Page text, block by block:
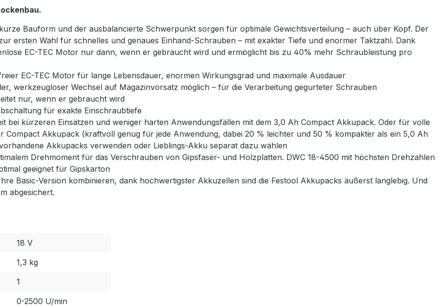
Bauform und der ausbalancierte Schwerpunkt sorgen für optimale Gewichtsverteilung – auch über Kopf. Der
ersten Wahl für schnelles und genaues Einhand-Schrauben – mit exakter Tiefe und enormer Taktzahl. Dank
EC-TEC Motor nur dann, wenn er gebraucht wird und ermöglicht bis zu 40% mehr Schraubleistung pro
EC-TEC Motor für lange Lebensdauer, enormen Wirkungsgrad und maximale Ausdauer
werkzeugloser Wechsel auf Magazinvorsatz möglich – für die Verarbeitung gegurteter Schrauben
nur, wenn er gebraucht wird
für exakte Einschraubtiefe
bei kürzeren Einsätzen und weniger harten Anwendungsfällen mit dem 3,0 Ah Compact Akkupack. Oder für volle
Compact Akkupack (kraftvoll genug für jede Anwendung, dabei 20 % leichter und 50 % kompakter als ein 5,0 Ah
Akkupacks verwenden oder Lieblings-Akku separat dazu wählen
Drehmoment für das Verschrauben von Gipsfaser- und Holzplatten. DWC 18-4500 mit höchsten Drehzahlen
geeignet für Gipskarton
Basic-Version kombinieren, dank hochwertigster Akkuzellen sind die Festool Akkupacks äußerst langlebig. Und
abgesichert.
18 V
1,3 kg
1
0-2500 U/min